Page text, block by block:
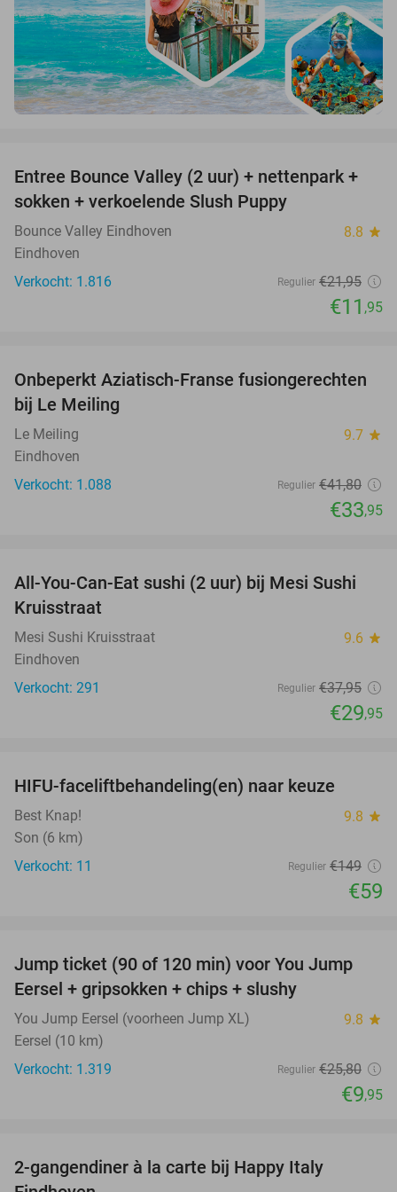
46%
Entree Bounce Valley (2 uur) + nettenpark +
sokken + verkoelende Slush Puppy
Bounce Valley Eindhoven 8.8 star
Eindhoven
Verkocht: 1.816
Regulier €21,95
€11 ,95
19%
Onbeperkt Aziatisch-Franse fusiongerechten
bij Le Meiling
Le Meiling 9.7 star
Eindhoven
Verkocht: 1.088
Regulier €41,80
€33,95
21%
All-You-Can-Eat sushi (2 uur) bij Mesi Sushi
Kruisstraat
Mesi Sushi Kruisstraat 9.6 star
Eindhoven
Verkocht: 291
Regulier €37,95
€29,95
HIFU-faceliftbehandeling(en) naar keuze
Best Knap! 9.8 star
Son (6 km)
Verkocht: 11
Regulier €149
€59
61%
Jump ticket (90 of 120 min) voor You Jump
Eersel + gripsokken + chips + slushy
You Jump Eersel (voorheen Jump XL) 9.8 star
Eersel (10 km)
Verkocht: 1.319
Regulier €25,80
€9,95
2-gangendiner à la carte bij Happy Italy